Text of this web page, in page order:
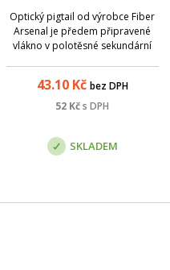
Optický pigtail od výrobce Fiber
Arsenal je předem připravené
vlákno v polotěsné sekundární
konektorem. Slouží k ukončení
optického kabelu v optickém
43.10Kč bez DPH
52 Kčs DPH
SKLADEM